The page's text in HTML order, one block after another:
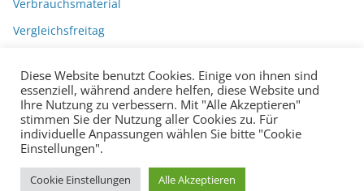
Verbrauchsmaterial
Vergleichsfreitag
Copyright © 2026BarcodeBlog
Diese Website benutzt Cookies. Einige von ihnen sind
essenziell, während andere helfen, diese Website und
Ihre Nutzung zu verbessern. Mit "Alle Akzeptieren"
stimmen Sie der Nutzung aller Cookies zu. Für
individuelle Anpassungen wählen Sie bitte "Cookie
Einstellungen".
Cookie Einstellungen Alle Akzeptieren